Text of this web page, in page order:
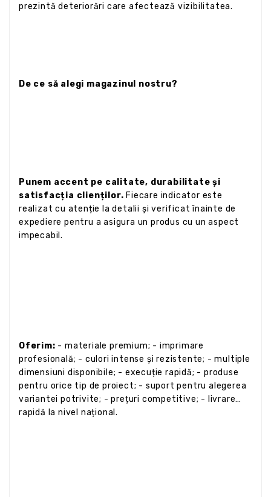
prezintă deteriorări care afectează vizibilitatea.
De ce să alegi magazinul nostru?
Punem accent pe calitate, durabilitate și
satisfacția clienților. Fiecare indicator este
realizat cu atenție la detalii și verificat înainte de
expediere pentru a asigura un produs cu un aspect
impecabil.
Oferim: - materiale premium; - imprimare
profesională; - culori intense și rezistente; - multiple
dimensiuni disponibile; - execuție rapidă; - produse
pentru orice tip de proiect; - suport pentru alegerea
variantei potrivite; - prețuri competitive; - livrare
rapidă la nivel național.